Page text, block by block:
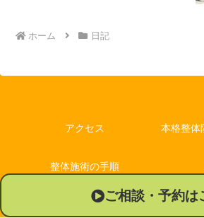
ホーム 日記
アクセス
本格整体
整体施術の手順
休診日 ご相談・予約は